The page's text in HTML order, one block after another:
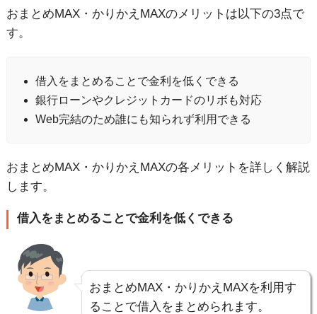
おまとめMAX・かりかえMAXのメリットは以下の3点で
す。
借入をまとめることで金利を低くできる
銀行ローンやクレジットカードのリボも対応
Web完結のため誰にも知られず利用できる
おまとめMAX・かりかえMAXの各メリットを詳しく解説
します。
借入をまとめることで金利を低くできる
おまとめMAX・かりかえMAXを利用す
ることで借入をまとめられます。